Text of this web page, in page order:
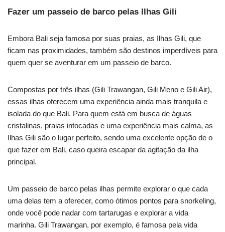
Fazer um passeio de barco pelas Ilhas Gili
Embora Bali seja famosa por suas praias, as Ilhas Gili, que
ficam nas proximidades, também são destinos imperdíveis para
quem quer se aventurar em um passeio de barco.
Compostas por três ilhas (Gili Trawangan, Gili Meno e Gili Air),
essas ilhas oferecem uma experiência ainda mais tranquila e
isolada do que Bali. Para quem está em busca de águas
cristalinas, praias intocadas e uma experiência mais calma, as
Ilhas Gili são o lugar perfeito, sendo uma excelente opção de o
que fazer em Bali, caso queira escapar da agitação da ilha
principal.
Um passeio de barco pelas ilhas permite explorar o que cada
uma delas tem a oferecer, como ótimos pontos para snorkeling,
onde você pode nadar com tartarugas e explorar a vida
marinha. Gili Trawangan, por exemplo, é famosa pela vida